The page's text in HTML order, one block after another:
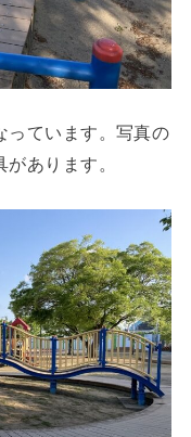
っています。写真の
あります。